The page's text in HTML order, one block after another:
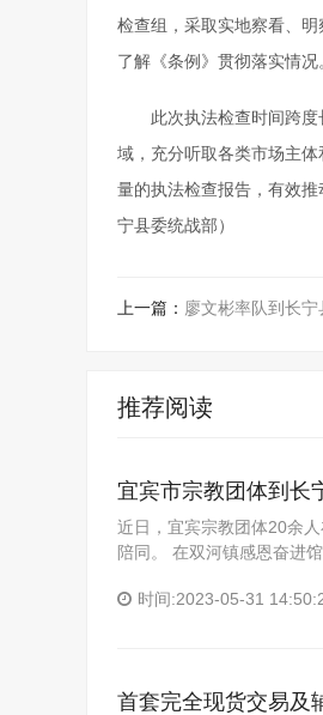
检查组，采取实地察看、
了解《条例》贯彻落实情况
此次执法检查时间跨
域，充分听取各类市场主
量的执法检查报告，有效
宁县委统战部）
上一篇： 廖文彬率队到长
推荐阅读
宜宾市宗教团体到长
近日，宜宾宗教团体20余
陪同。 在双河镇感恩奋进
时间:2023-05-31
首套完全现货交易及